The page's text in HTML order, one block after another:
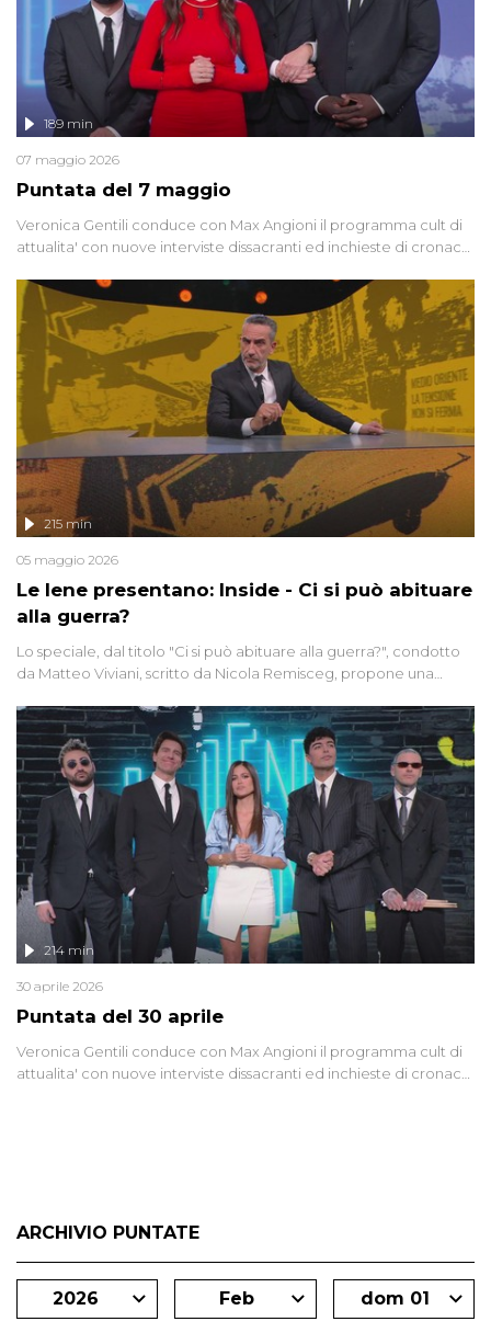
Puntata del 7 maggio
189 min
07 maggio 2026
Veronica Gentili conduce con Max Angioni il programma cult di
attualita' con nuove interviste dissacranti ed inchieste di cronaca
Le Iene presentano: Inside - Ci si può abituare
alla guerra?
215 min
05 maggio 2026
Lo speciale, dal titolo "Ci si può abituare alla guerra?", condotto
da Matteo Viviani, scritto da Nicola Remisceg, propone una
di settore - su quanto la guerra sia diventata una realtà pervasiva.
Anche se l'Italia non è direttamente coinvolta in conflitti armati, il
contesto globale rende impossibile considerarla un fenomeno
lontano.
Puntata del 30 aprile
214 min
30 aprile 2026
Veronica Gentili conduce con Max Angioni il programma cult di
attualita' con nuove interviste dissacranti ed inchieste di cronaca
ARCHIVIO PUNTATE
2026 Feb dom 01